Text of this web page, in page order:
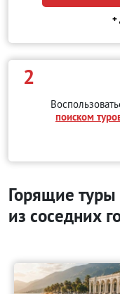
+
2
поиском
Горящие туры
из соседних